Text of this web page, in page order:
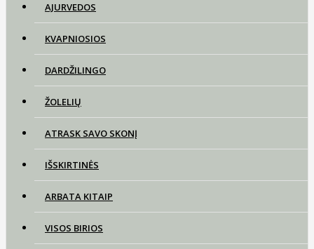
AJURVEDOS
KVAPNIOSIOS
DARDŽILINGO
ŽOLELIŲ
ATRASK SAVO SKONĮ
IŠSKIRTINĖS
ARBATA KITAIP
VISOS BIRIOS